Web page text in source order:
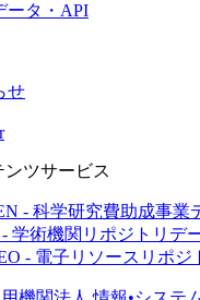
ータ・API
せ
ツサービス
- 科学研究費助成事業
学術機関リポジトリデ
- 電子リソースリポジ